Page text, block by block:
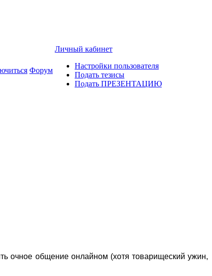
Форум
Личный кабинет
Настройки пользователя
Подать тезисы
Подать ПРЕЗЕНТАЦИЮ
очное общение онлайном (хотя товарищеский ужин,